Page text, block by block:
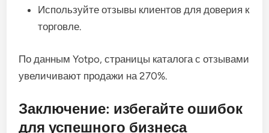
Используйте отзывы клиентов для доверия к
торговле.
По данным Yotpo, страницы каталога с отзывами
увеличивают продажи на 270%.
Заключение: избегайте ошибок
для успешного бизнеса